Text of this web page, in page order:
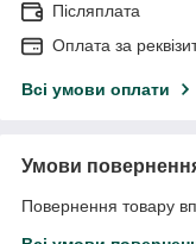
Післяплата
Оплата за
Всі умови оплати
Умови
Повернення товару